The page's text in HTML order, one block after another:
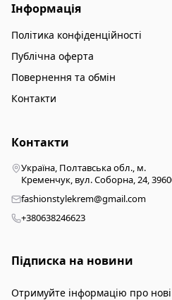
Інформація
Політика конфіденційності
Публічна оферта
Повернення та обмін
Контакти
Контакти
Україна, Полтавська обл., м.
Кременчук, вул. Соборна, 24,
fashionstylekrem@gmail.com
+380638246623
Підписка на новини
Отримуйте інформацію про нові